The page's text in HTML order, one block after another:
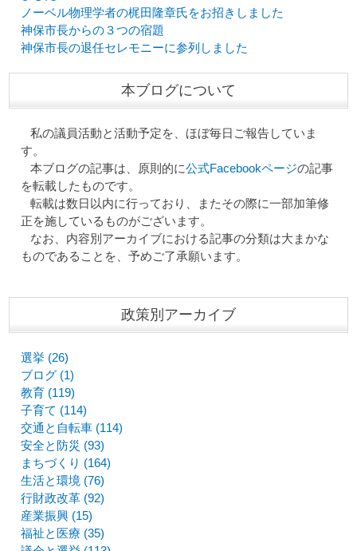
ノーベル物理学者の梶田隆章氏をお招きしました
神保市長からの３つの宿題
神保市長の退任セレモニーに参列しました
本ブログについて
私の議員活動と活動予定を、ほぼ毎日ご報告していま
す。
本ブログの記事は、原則的に公式Facebookページの記事
を転載したものです。
転載は数日以内に行っており、またその際に一部加筆修
正を施しているものがございます。
なお、内容別アーカイブにおける記事の分類は大まかな
ものであることを、予めご了承願います。
政策別アーカイブ
選挙 (26)
ブログ (1)
教育 (119)
子育て (114)
交通と自転車 (114)
安全と防災 (93)
まちづくり (164)
生活と環境 (76)
行財政改革 (92)
産業振興 (15)
福祉と医療 (35)